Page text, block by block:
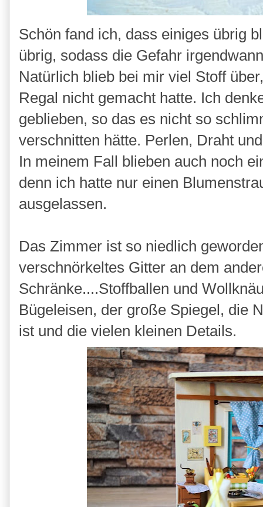
Schön fand ich, dass einiges übrig
übrig, sodass die Gefahr
Natürlich blieb bei mir viel Stoff
Regal nicht gemacht hatte. Ich
geblieben, so das es nicht so
verschnitten hätte. Perlen, Draht
In meinem Fall blieben auch noch
denn ich hatte nur einen
ausgelassen.
Das Zimmer ist so niedlich
verschnörkeltes Gitter an dem
Schränke....Stoffballen und
Bügeleisen, der große Spiegel, die
ist und die vielen kleinen Details.